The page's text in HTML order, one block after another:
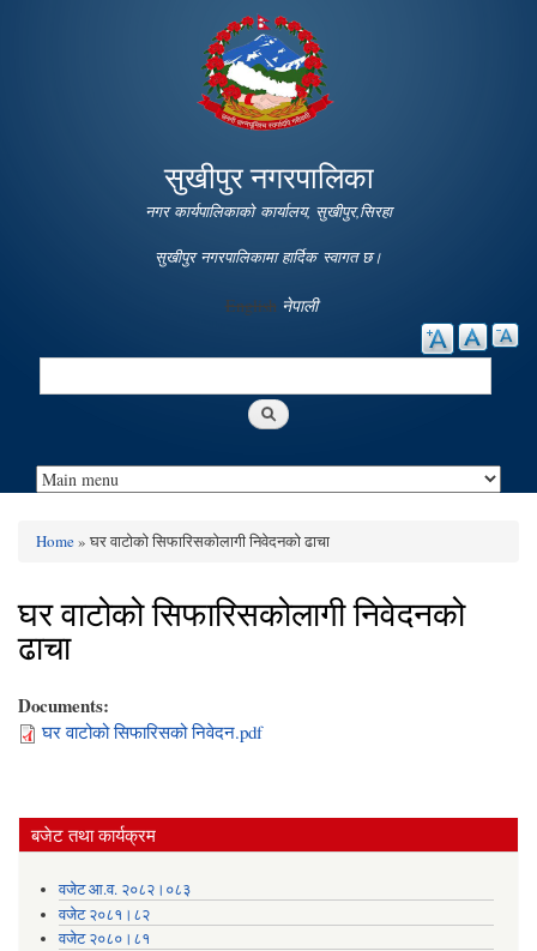
main
content
सुखीपुर नगरपालिका
नगर कार्यपालिकाको कार्यालय, सुखीपुर,सिरहा
सुखीपुर नगरपालिकामा हार्दिक स्वागत छ।
English नेपाली
Search
Home» घर वाटोको सिफारिसकोलागी निवेदनको ढाचा
घर वाटोको सिफारिसकोलागी निवेदनको
ढाचा
Documents:
घर वाटोको सिफारिसको निवेदन.pdf
बजेट तथा कार्यक्रम
वजेट आ.व. २०८२।०८३
वजेट २०८१।८२
वजेट २०८०।८१